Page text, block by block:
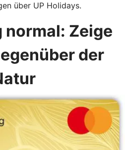
über UP Holidays.
Zeige
der